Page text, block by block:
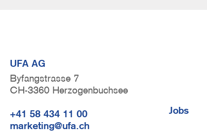
UFA AG
Byfangstrasse 7
CH-3360 Herzogenbuchsee
+41 58 434 11 00
marketing@ufa.ch
Jobs